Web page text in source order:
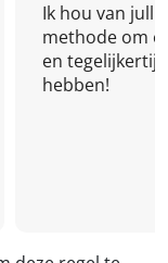
Ik hou van
methode om
en
hebben!